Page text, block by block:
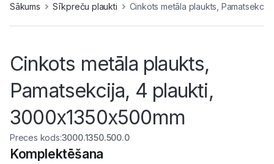
Sākums Sīkpreču plaukti Cinkots metāla plaukts,
Cinkots metāla plaukts,
Pamatsekcija, 4 plaukti,
3000x1350x500mm
Preces kods:3000.1350.500.0
Komplektēšana